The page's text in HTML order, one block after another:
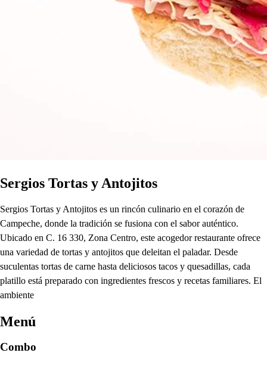
Sergios Tortas y Antojitos
Sergios Tortas y Antojitos es un rincón culinario en el corazón de
Campeche, donde la tradición se fusiona con el sabor auténtico.
Ubicado en C. 16 330, Zona Centro, este acogedor restaurante ofrece
una variedad de tortas y antojitos que deleitan el paladar. Desde
suculentas tortas de carne hasta deliciosos tacos y quesadillas, cada
platillo está preparado con ingredientes frescos y recetas familiares. El
ambiente
Menú
Combo